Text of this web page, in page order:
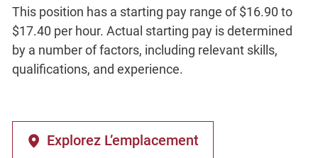
This position has a starting pay range of $16.90 to
$17.40 per hour. Actual starting pay is determined
by a number of factors, including relevant skills,
qualifications, and experience.
Explorez L’emplacement